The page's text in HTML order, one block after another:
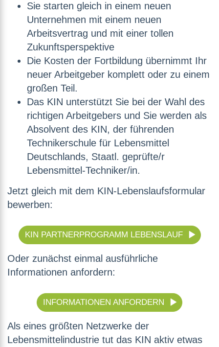
Sie starten gleich in einem neuen
Unternehmen mit einem neuen
Arbeitsvertrag und mit einer tollen
Zukunftsperspektive
Die Kosten der Fortbildung übernimmt Ihr
neuer Arbeitgeber komplett oder zu einem
großen Teil.
Das KIN unterstützt Sie bei der Wahl des
richtigen Arbeitgebers und Sie werden als
Absolvent des KIN, der führenden
Technikerschule für Lebensmittel
Deutschlands, Staatl. geprüfte/r
Lebensmittel-Techniker/in.
Jetzt gleich mit dem KIN-Lebenslaufsformular
bewerben:
KIN PARTNERPROGRAMM LEBENSLAUF
Oder zunächst einmal ausführliche
Informationen anfordern:
INFORMATIONEN ANFORDERN
Als eines größten Netzwerke der
Lebensmittelindustrie tut das KIN aktiv etwas